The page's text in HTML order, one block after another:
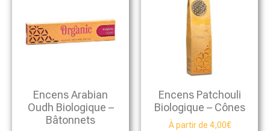
Encens Arabian
Oudh Biologique –
Bâtonnets
Encens Patchouli
Biologique – Cônes
À partir de 4,00€